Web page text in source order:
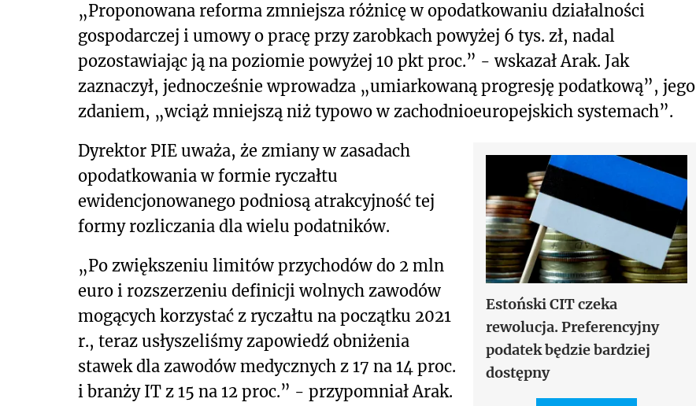
„Proponowana reforma zmniejsza różnicę w opodatkowaniu działalności
gospodarczej i umowy o pracę przy zarobkach powyżej 6 tys. zł, nadal
pozostawiając ją na poziomie powyżej 10 pkt proc.” - wskazał Arak. Jak
zaznaczył, jednocześnie wprowadza „umiarkowaną progresję podatkową”, jego
zdaniem, „wciąż mniejszą niż typowo w zachodnioeuropejskich systemach”.
Estoński CIT czeka
rewolucja. Preferencyjny
podatek będzie bardziej
dostępny
Dyrektor PIE uważa, że zmiany w zasadach
opodatkowania w formie ryczałtu
ewidencjonowanego podniosą atrakcyjność tej
formy rozliczania dla wielu podatników.
„Po zwiększeniu limitów przychodów do 2 mln
euro i rozszerzeniu definicji wolnych zawodów
mogących korzystać z ryczałtu na początku 2021
r., teraz usłyszeliśmy zapowiedź obniżenia
stawek dla zawodów medycznych z 17 na 14 proc.
i branży IT z 15 na 12 proc.” - przypomniał Arak.